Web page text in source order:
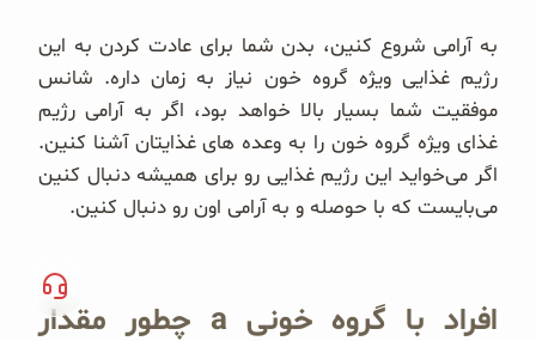
به آرامی شروع كنين، بدن شما برای عادت كردن به اين
رژيم غذایی ويژه گروه خون نياز به زمان داره. شانس
موفقيت شما بسيار بالا خواهد بود، اگر به آرامی رژيم
غذای ويژه گروه خون را به وعده های غذايتان آشنا كنين.
اگر می‌خواید اين رژيم غذایی رو برای هميشه دنبال كنين
می‌بايست كه با حوصله و به آرامی اون رو دنبال کنین.
افراد با گروه خونی a چطور مقدار